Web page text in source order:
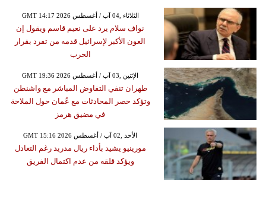
GMT 14:17 2026 الثلاثاء ,04 آب / أغسطس
نواف سلام يرد على نعيم قاسم ويقول إن
العون الأكبر لإسرائيل قدمه من تفرد بقرار
الحرب
GMT 19:36 2026 الإثنين ,03 آب / أغسطس
طهران تنفي التفاوض المباشر مع واشنطن
وتؤكد حصر المحادثات مع عُمان حول الملاحة
في مضيق هرمز
GMT 15:16 2026 الأحد ,02 آب / أغسطس
مورينيو يشيد بأداء ريال مدريد رغم التعادل
ويؤكد قلقه من عدم اكتمال الفريق